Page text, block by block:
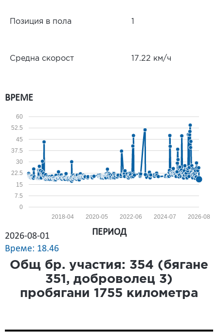
Позиция в пола
Средна скорост 17.22 км/ч
ВРЕМЕ
0
7.5
15
22.5
30
37.5
45
52.5
60
2026-08
2024-07
2022-06
2020-05
2018-04
2026-08-01
Време: 18.46
ПЕРИОД
Общ бр. участия: 354 (бягане
351 , доброволец 3)
пробягани 1755 километра